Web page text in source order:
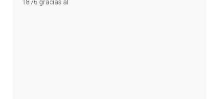
1876 gracias al